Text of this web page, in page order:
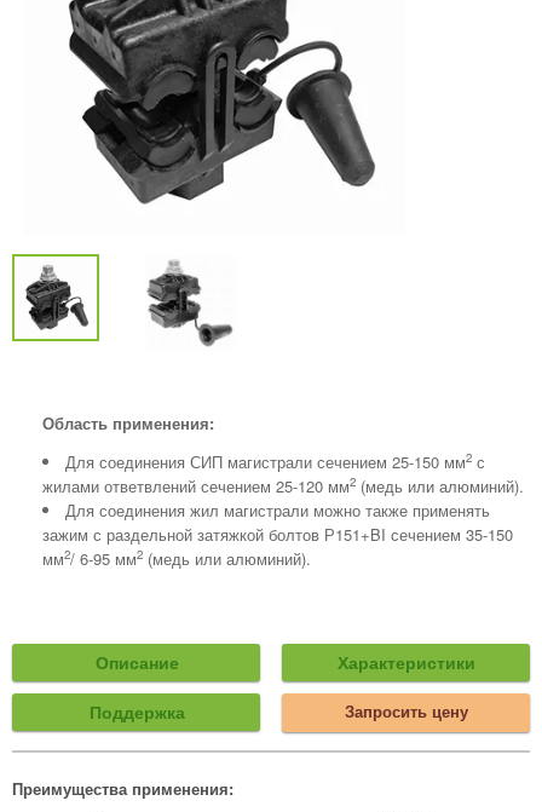
Область применения:
Для соединения СИП магистрали сечением 25-150 мм2 с
жилами ответвлений сечением 25-120 мм2 (медь или алюминий).
Для соединения жил магистрали можно также применять
зажим с раздельной затяжкой болтов Р151+BI сечением 35-150
мм2/ 6-95 мм2 (медь или алюминий).
Описание Характеристики
Поддержка Запросить цену
Преимущества применения: